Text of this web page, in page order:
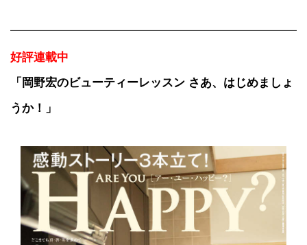
好評連載中
「岡野宏のビューティーレッスン さあ、はじめましょ
うか！」